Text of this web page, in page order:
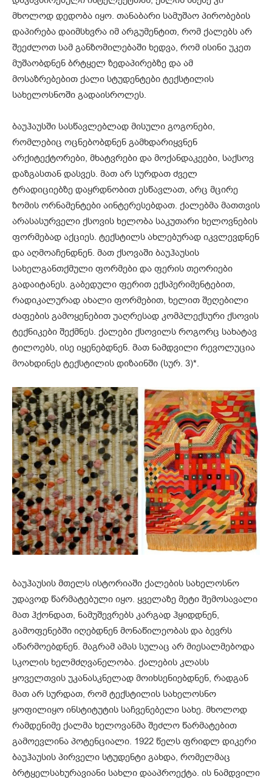
მხოლოდ დედობა იყო. თანაბარი სამუშაო პირობების
დაპირება დაიმსხვრა იმ არგუმენტით, რომ ქალებს არ
შეეძლოთ სამ განზომილებაში ხედვა, რომ ისინი უკეთ
მუშაობდნენ ბრტყელ ზედაპირებზე და ამ
მოსაზრებებით ქალი სტუდენტები ტექსტილის
სახელოსნოში გადაისროლეს.
ბაუჰაუსში სასწავლებლად მისული გოგონები,
რომლებიც ოცნებობდნენ გამხდარიყვნენ
არქიტექტორები, მხატვრები და მოქანდაკეები, საქსოვ
დაზგასთან დასვეს. მათ არ სურდათ ძველ
ტრადიციებზე დაყრდნობით ესწავლათ, არც მცირე
ზომის ორნამენტები აინტერესებდათ. ქალებმა მათთვის
არასასურველი ქსოვის ხელობა საკუთარი ხელოვნების
ფორმებად აქციეს. ტექსტილს ახლებურად იკვლევდნენ
და აღმოაჩენდნენ. მათ ქსოვაში ბაუჰაუსის
სახელგანთქმული ფორმები და ფერის თეორიები
გადაიტანეს. გაბედული ფერით ექსპერიმენტებით,
რადიკალურად ახალი ფორმებით, ხელით შეღებილი
ძაფების გამოყენებით უაღრესად კომპლექსური ქსოვის
ტექნიკები შექმნეს. ქალები ქსოვილს როგორც სახატავ
ტილოებს, ისე იყენებდნენ. მათ ნამდვილი რევოლუცია
მოახდინეს ტექსტილის დიზაინში (სურ. 3)*.
ბაუჰაუსის მთელს ისტორიაში ქალების სახელოსნო
უდავოდ წარმატებული იყო. ყველაზე მეტი შემოსავალი
მათ ჰქონდათ, ნამუშევრებს კარგად ჰყიდდნენ,
გამოფენებში იღებდნენ მონაწილეობას და ბევრს
აწარმოებდნენ. მაგრამ ამას სულაც არ მიესალმებოდა
სკოლის ხელმძღვანელობა. ქალების კლასს
ყოველთვის უკანასკნელად მოიხსენიებდნენ, რადგან
მათ არ სურდათ, რომ ტექსტილის სახელოსნო
ყოფილიყო ინსტიტუტის საჩვენებელი სახე. მხოლოდ
რამდენიმე ქალმა ხელოვანმა შეძლო წარმატებით
გამოევლინა პოტენციალი. 1922 წელს ფრიდლ დიკერი
ბაუჰაუსის პირველი სტუდენტი გახდა, რომელმაც
ბრტყელსახურავიანი სახლი დააპროექტა. ის ნამდვილი